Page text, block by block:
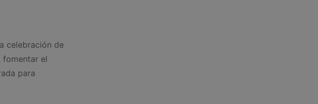
celebración de
fomentar el
para